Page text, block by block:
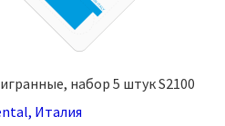
набор 5 штук S2100
Италия